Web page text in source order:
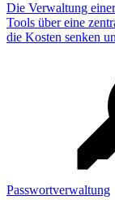
Die Verwaltung
Tools über eine
die Kosten senken
Passwortverwaltung